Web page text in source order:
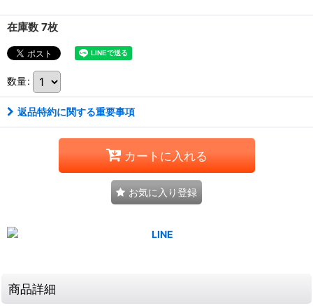
在庫数 7枚
数量:
返品特約に関する重要事項
カートに入れる
お気に入り登録
商品詳細